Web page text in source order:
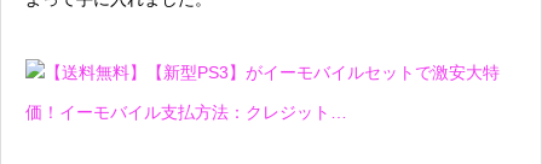
【送料無料】【新型PS3】がイーモバイルセットで激安大特
価！イーモバイル支払方法：クレジット…